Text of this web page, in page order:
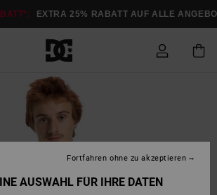
EXTRA 25% RABATT AUF ALLE
SALE MÄNNER
Accessoires
SALE FRAUEN
SALE KINDER Sale
ESSENTIALS
Lynx
HIGHLIGHTS
DC Command
SCHUHE Sneakers
T-shirts
Taschen &
ESSENTIALS
Alle ansehen
HIGHLIGHTS
DC Command
SCHUHE Skate
Alle ansehen
ESSENTIALS
Stag
SCHUHE
Babyschuhe
BEKLEIDUNG
Sweatshirts &
Taschen
SKATE SHOP
COMMUNITY
SNOW SHOP FÜR
Snowboard
FRAUEN
Auf meine
Bestellung
zugreifen
Versand
AUSWAHL FÜR IHRE DATEN
Fortfahren ohne zu akzeptieren